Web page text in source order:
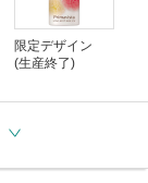
限定デザイン
(生産終了)